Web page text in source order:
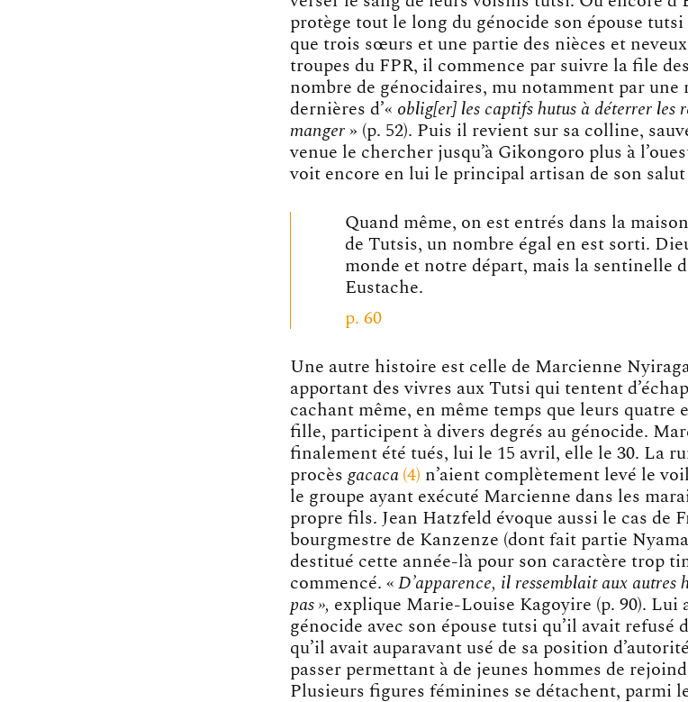
protège tout le long du génocide son épouse
que trois sœurs et une partie des nièces et
troupes du FPR, il commence par suivre la file
nombre de génocidaires, mu notamment par une
dernières d’« oblig[er] les captifs hutus à déterrer les
manger » (p. 52). Puis il revient sur sa colline,
venue le chercher jusqu’à Gikongoro plus à
voit encore en lui le principal artisan de son salut
Quand même, on est entrés dans la
de Tutsis, un nombre égal en est sorti.
monde et notre départ, mais la sentinelle
Eustache.
p. 60
Une autre histoire est celle de Marcienne
apportant des vivres aux Tutsi qui tentent
cachant même, en même temps que leurs quatre
fille, participent à divers degrés au génocide.
finalement été tués, lui le 15 avril, elle le 30. La
procès gacaca 4 n’aient complètement levé le
le groupe ayant exécuté Marcienne dans les
propre fils. Jean Hatzfeld évoque aussi le cas de
bourgmestre de Kanzenze (dont fait partie
destitué cette année-là pour son caractère trop
commencé. « D’apparence, il ressemblait aux
pas », explique Marie-Louise Kagoyire (p. 90). Lui
génocide avec son épouse tutsi qu’il avait
qu’il avait auparavant usé de sa position
passer permettant à de jeunes hommes de
Plusieurs figures féminines se détachent, parmi